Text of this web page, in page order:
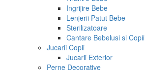
Ingrijire Bebe
Lenjerii Patut Bebe
Sterilizatoare
Cantare Bebelusi si Copii
Jucarii Copii
Jucarii Exterior
Perne Decorative